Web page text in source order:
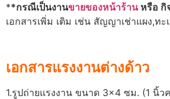
**กรณีเป็นงานขายของหน้าร้านหรือ กิ
เอกสารเพิ่ม เติม เช่น สัญญาเช่าแผง,ท
เอกสารแรงงานต่างด้าว
1.รูปถ่ายแรงงาน ขนาด 3×4 ซม. (1 นิ้